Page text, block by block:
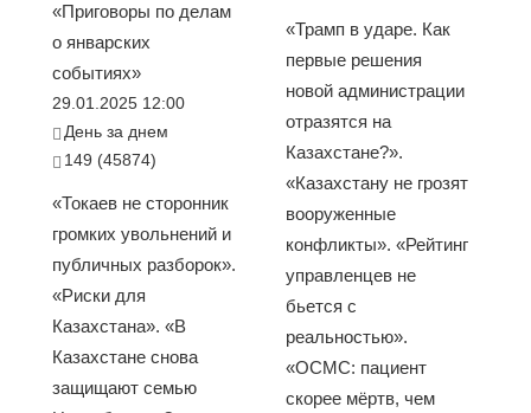
«Приговоры по делам
о январских
событиях»
29.01.2025 12:00
День за днем
149 (45874)
«Токаев не сторонник
громких увольнений и
публичных разборок».
«Риски для
Казахстана». «В
Казахстане снова
защищают семью
«Трамп в ударе. Как
первые решения
новой администрации
отразятся на
Казахстане?».
«Казахстану не грозят
вооруженные
конфликты». «Рейтинг
управленцев не
бьется с
реальностью».
«ОСМС: пациент
скорее мёртв, чем